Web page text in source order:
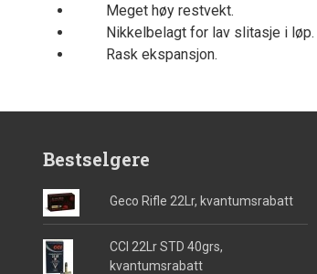
Meget høy restvekt.
Nikkelbelagt for lav slitasje i løp.
Rask ekspansjon.
Bestselgere
Geco Rifle 22Lr, kvantumsrabatt
CCI 22Lr STD 40grs,
kvantumsrabatt